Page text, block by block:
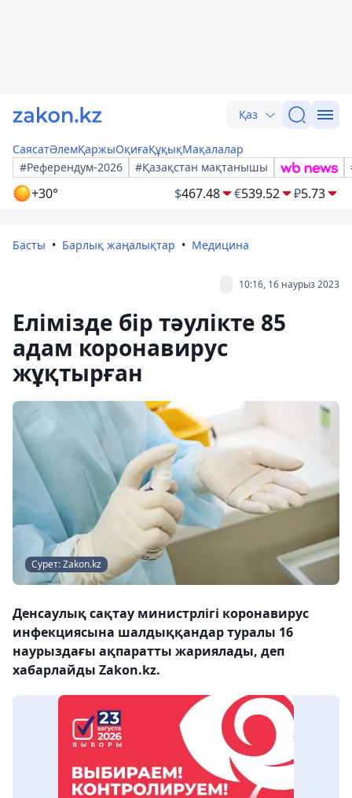
Қаз
СаясатӘлемҚаржыОқиғаҚұқықМақалалар
#Референдум-2026
#Қазақстан мақтанышы
+30° $467.48 €539.52 ₽5.73
Басты Барлық жаңалықтар Медицина
10:16, 16 наурыз 2023
Елімізде бір тәулікте 85
адам коронавирус
жұқтырған
Сурет: Zakon.kz
Денсаулық сақтау министрлігі коронавирус
инфекциясына шалдыққандар туралы 16
наурыздағы ақпаратты жариялады, деп
хабарлайды Zakon.kz.